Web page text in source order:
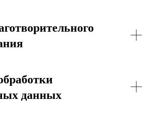
данных